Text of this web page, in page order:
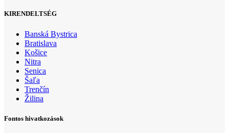
KIRENDELTSÉG
Banská Bystrica
Bratislava
Košice
Nitra
Senica
Šaľa
Trenčín
Žilina
Fontos hivatkozások